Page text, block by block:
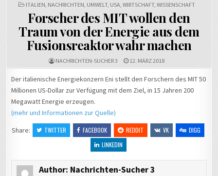
POSTED
ITALIEN, NACHRICHTEN, UMWELT, USA, WIRTSCHAFT, WISSENSCHAFT
Forscher des MIT wollen den
Traum von der Energie aus dem
Fusionsreaktor wahr machen
NACHRICHTEN-SUCHER 3 12. MÄRZ 2018
Der italienische Energiekonzern Eni stellt den Forschern des MIT 50
Millionen US-Dollar zur Verfügung mit dem Ziel, in 15 Jahren 200
Megawatt Energie erzeugen.
(mehr und Informationen zur Quelle)
Share:
TWITTER FACEBOOK REDDIT VK
DIGG
LINKEDIN
Author: Nachrichten-Sucher 3